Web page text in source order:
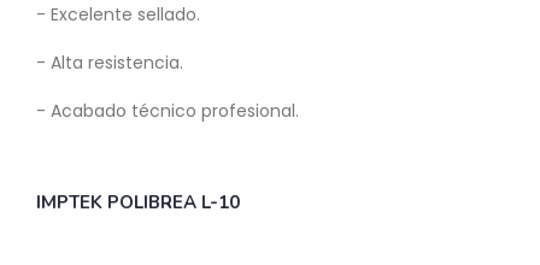
- Excelente sellado.
- Alta resistencia.
- Acabado técnico profesional.
IMPTEK POLIBREA L-10